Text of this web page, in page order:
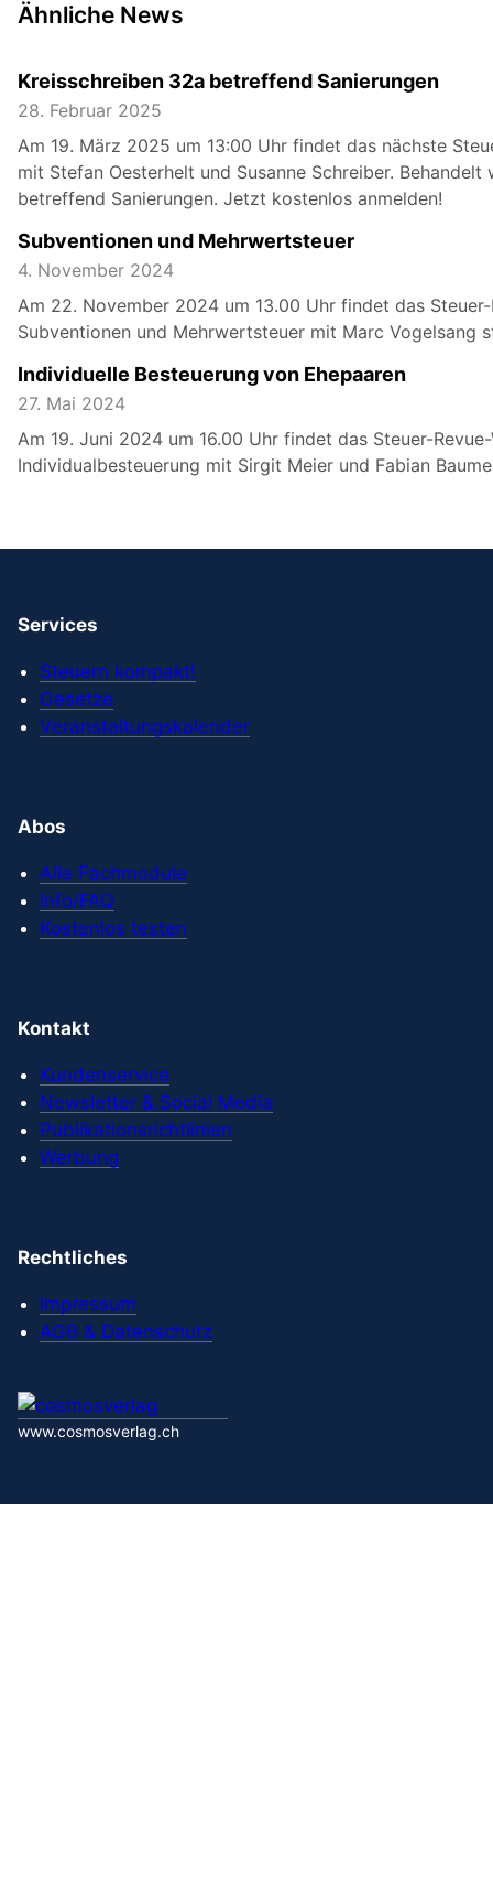
Ähnliche News
Kreisschreiben 32a betreffend Sanierungen
28. Februar 2025
Am 19. März 2025 um 13:00 Uhr findet das nächste
mit Stefan Oesterhelt und Susanne Schreiber.
betreffend Sanierungen. Jetzt kostenlos anmelden!
Subventionen und Mehrwertsteuer
4. November 2024
Am 22. November 2024 um 13.00 Uhr findet das
Subventionen und Mehrwertsteuer mit Marc Vogelsang
Individuelle Besteuerung von Ehepaaren
27. Mai 2024
Am 19. Juni 2024 um 16.00 Uhr findet das Steuer-
Individualbesteuerung mit Sirgit Meier und Fabian
Services
Steuern kompakt!
Gesetze
Veranstaltungskalender
Abos
Alle Fachmodule
Info/FAQ
Kostenlos testen
Kontakt
Kundenservice
Newsletter & Social Media
Publikationsrichtlinien
Werbung
Rechtliches
Impressum
AGB & Datenschutz
www.cosmosverlag.ch